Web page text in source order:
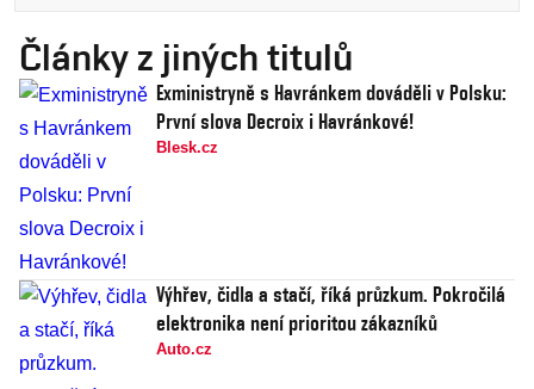
Články z jiných titulů
Exministryně s Havránkem dováděli v Polsku:
První slova Decroix i Havránkové!
Blesk.cz
Výhřev, čidla a stačí, říká průzkum. Pokročilá
elektronika není prioritou zákazníků
Auto.cz